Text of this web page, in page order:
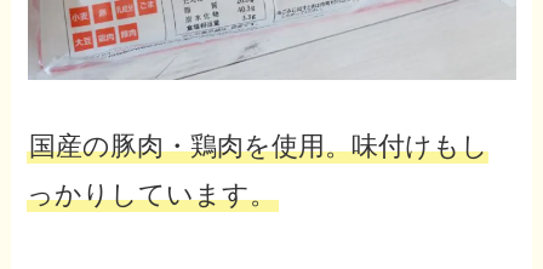
国産の豚肉・鶏肉を使用。味付けもし
っかりしています。